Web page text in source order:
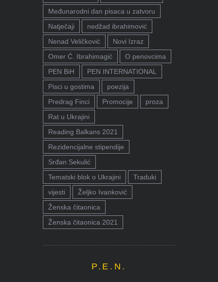
Međunarodni dan pisaca u zatvoru
Natječaji
nedžad ibrahimović
Nenad Veličković
Novi Izraz
Omer Ć. Ibrahimagić
O penovcima
PEN BiH
PEN INTERNATIONAL
Pisci u gostima
poezija
Predrag Finci
Promocije
proza
Rat u Ukrajini
Reading Balkans 2021
Rezidencijalne stipendije
Srđan Sekulić
Tematski blok o Ukrajini
Traduki
vijesti
Željko Ivanković
Ženska čitaonica
Ženska čitaonica 2021
P.E.N.